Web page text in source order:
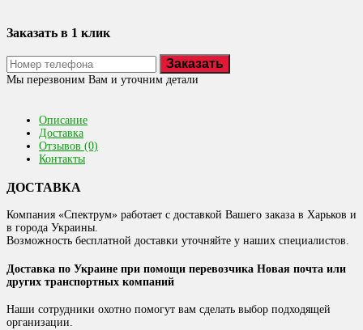
Заказать в 1 клик
Заказать
Мы перезвоним Вам и уточним детали
Описание
Доставка
Отзывов (0)
Контакты
ДОСТАВКА
Компания «Спектрум» работает с доставкой Вашего заказа в Харьков и
в города Украины.
Возможность бесплатной доставки уточняйте у наших специалистов.
Доставка по Украине при помощи перевозчика Новая почта или
других транспортных компаний
Наши сотрудники охотно помогут вам сделать выбор подходящей
организации.